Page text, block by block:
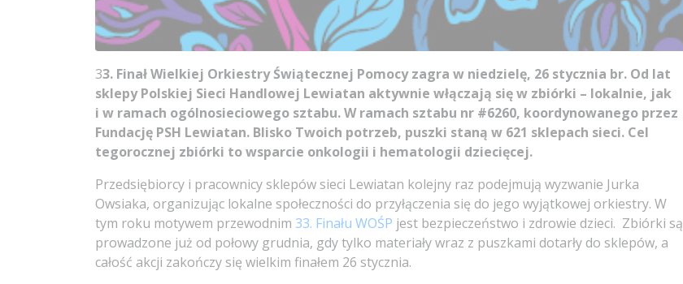
33. Finał Wielkiej Orkiestry Świątecznej Pomocy zagra w niedzielę, 26 stycznia br. Od lat
sklepy Polskiej Sieci Handlowej Lewiatan aktywnie włączają się w zbiórki – lokalnie, jak
i w ramach ogólnosieciowego sztabu. W ramach sztabu nr #6260, koordynowanego przez
Fundację PSH Lewiatan. Blisko Twoich potrzeb, puszki staną w 621 sklepach sieci. Cel
tegorocznej zbiórki to wsparcie onkologii i hematologii dziecięcej.
Przedsiębiorcy i pracownicy sklepów sieci Lewiatan kolejny raz podejmują wyzwanie Jurka
Owsiaka, organizując lokalne społeczności do przyłączenia się do jego wyjątkowej orkiestry. W
tym roku motywem przewodnim 33. Finału WOŚP jest bezpieczeństwo i zdrowie dzieci. Zbiórki są
prowadzone już od połowy grudnia, gdy tylko materiały wraz z puszkami dotarły do sklepów, a
całość akcji zakończy się wielkim finałem 26 stycznia.